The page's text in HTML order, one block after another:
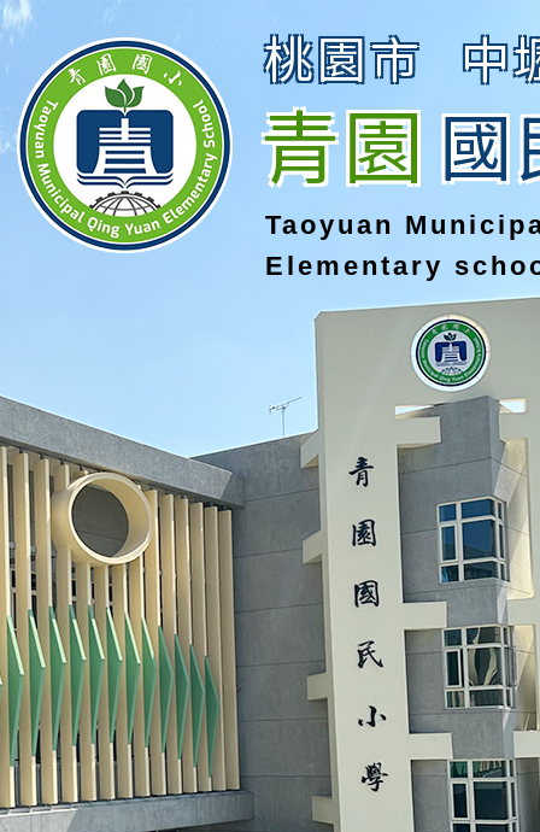
桃園市 中
青園國
Taoyuan
Elementary